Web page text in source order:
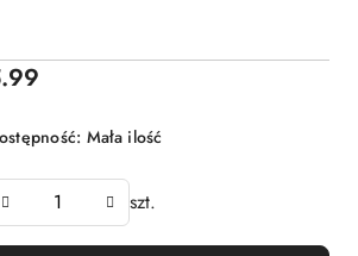
Mała ilość
szt.